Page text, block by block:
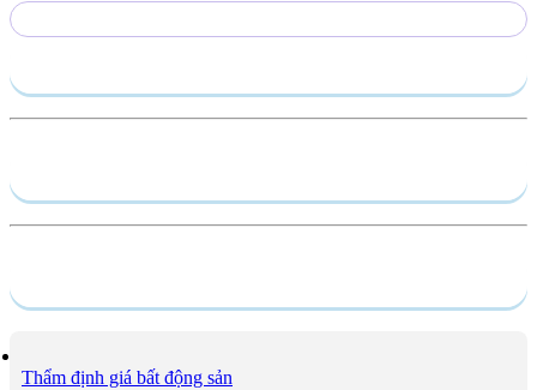
Thẩm định giá bất động sản